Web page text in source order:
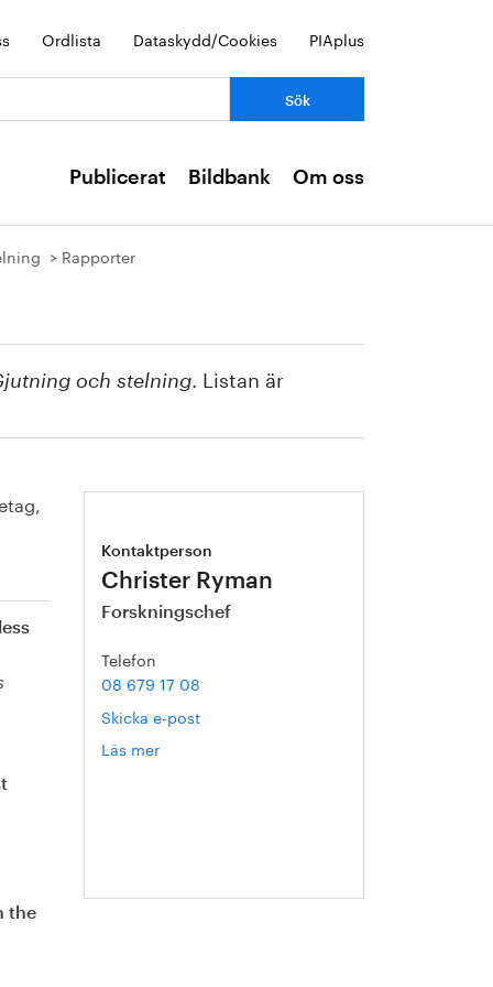
Ordlista Dataskydd/Cookies PIAplus
Publicerat Bildbank Om oss
Rapporter
och stelning
. Listan är
the
Kontaktperson
Christer Ryman
Forskningschef
Telefon
08 679 17 08
Skicka e-post
Läs mer